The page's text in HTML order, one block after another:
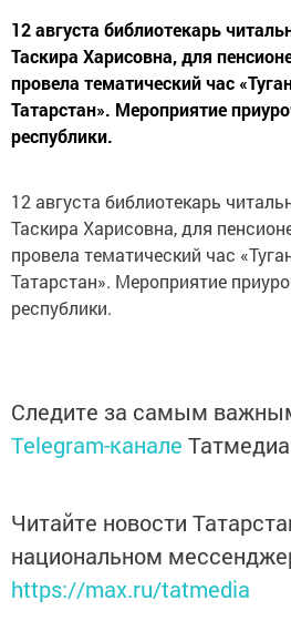
12 августа библиотекарь
Таскира Харисовна, для
провела тематический час
Татарстан». Мероприятие
республики.
12 августа библиотекарь
Таскира Харисовна, для
провела тематический час
Татарстан». Мероприятие
республики.
Следите за самым
Telegram-канале Татмедиа
Читайте новости
национальном
https://max.ru/tatmedia